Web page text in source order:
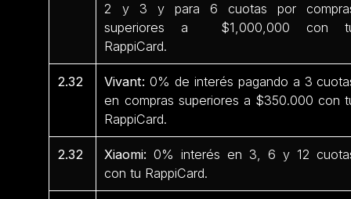
2 y 3 y para 6 cuotas por
superiores a $1,000,000 con
RappiCard.
2.32 Vivant:0% de interés pagando a 3
en compras superiores a $350.000 con
RappiCard.
2.32 Xiaomi: 0% interés en 3, 6 y 12
con tu RappiCard.